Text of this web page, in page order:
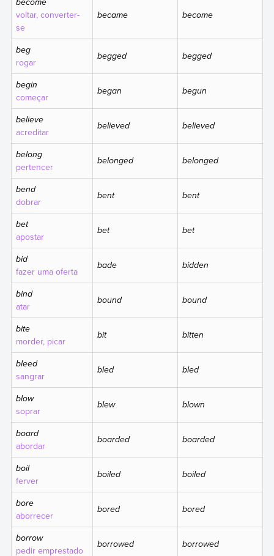
voltar, converter-
se
became become
beg
rogar begged begged
begin
começar began begun
believe
acreditar believed believed
belong
pertencer belonged belonged
bend
dobrar bent bent
bet
apostar bet bet
bid
fazer uma oferta bade bidden
bind
atar bound bound
bite
morder, picar bit bitten
bleed
sangrar bled bled
blow
soprar blew blown
board
abordar boarded boarded
boil
ferver boiled boiled
bore
aborrecer bored bored
borrow
pedir emprestado borrowed borrowed